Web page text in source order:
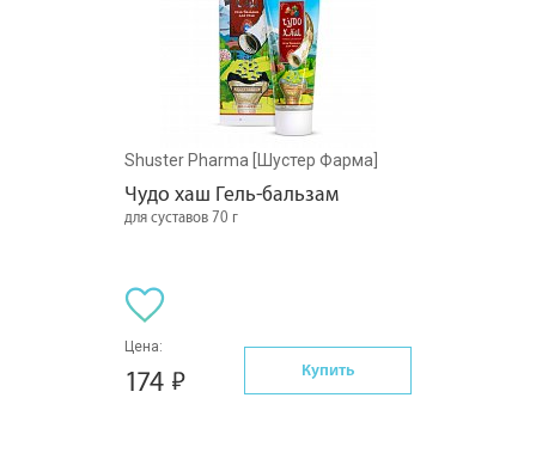
Shuster Pharma [Шустер Фарма]
Чудо хаш Гель-бальзам
для суставов 70 г
Цена:
174 Купить